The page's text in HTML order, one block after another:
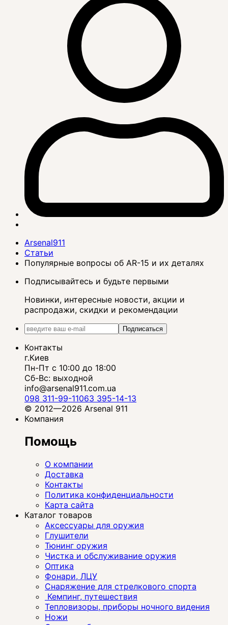
Arsenal911
Статьи
Популярные вопросы об AR-15 и их деталях
Подписывайтесь и будьте первыми
Новинки, интересные новости, акции и
распродажи, скидки и рекомендации
Подписаться
Контакты
г.Киев
Пн-Пт с 10:00 до 18:00
Сб-Вс: выходной
info@arsenal911.com.ua
098 311-99-11063 395-14-13
© 2012—2026 Arsenal 911
Компания
Помощь
О компании
Доставка
Контакты
Политика конфиденциальности
Карта сайта
Каталог товаров
Аксессуары для оружия
Глушители
Тюнинг оружия
Чистка и обслуживание оружия
Оптика
Фонари, ЛЦУ
Снаряжение для стрелкового спорта
Кемпинг, путешествия
Тепловизоры, приборы ночного видения
Ножи